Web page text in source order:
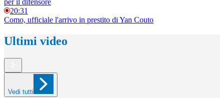
per il difensore
20:31
Como, ufficiale l'arrivo in prestito di Yan Couto
Ultimi video
Vedi tutti